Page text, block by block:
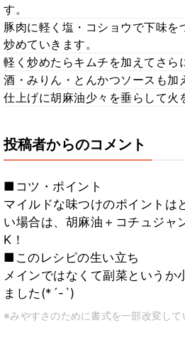
す。
豚肉に軽く塩・コショウで下味
炒めていきます。
軽く炒めたらキムチを加えてさら
酒・みりん・とんかつソースも加
仕上げに胡麻油少々を垂らして
投稿者からのコメント
■コツ・ポイント
マイルドな味つけのポイントは
い場合は、胡麻油＋コチュジャ
K！
■このレシピの生い立ち
メインではなくて副菜というか
ました(*´-`)
※みやすさのために書式を一部改変して